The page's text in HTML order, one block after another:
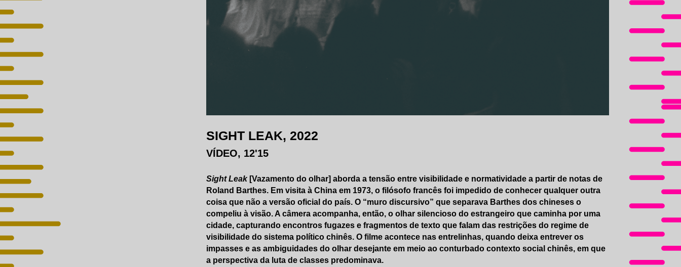
SIGHT LEAK, 2022
VÍDEO, 12'15
Sight Leak [Vazamento do olhar] aborda a tensão entre visibilidade e normatividade a partir de notas de
Roland Barthes. Em visita à China em 1973, o filósofo francês foi impedido de conhecer qualquer outra
coisa que não a versão oficial do país. O “muro discursivo” que separava Barthes dos chineses o
compeliu à visão. A câmera acompanha, então, o olhar silencioso do estrangeiro que caminha por uma
cidade, capturando encontros fugazes e fragmentos de texto que falam das restrições do regime de
visibilidade do sistema político chinês. O filme acontece nas entrelinhas, quando deixa entrever os
impasses e as ambiguidades do olhar desejante em meio ao conturbado contexto social chinês, em que
a perspectiva da luta de classes predominava.